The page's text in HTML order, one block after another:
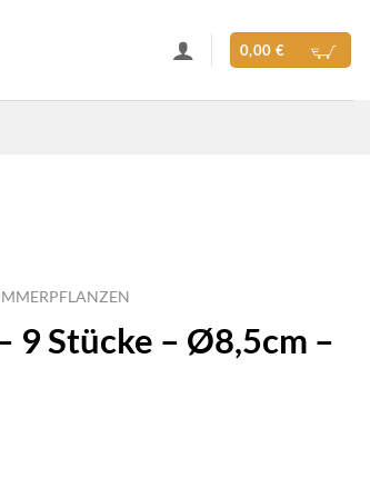
0,00 €
9 Stücke – Ø8,5cm –